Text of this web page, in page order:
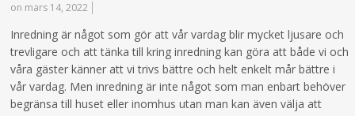
on mars 14, 2022
Inredning är något som gör att vår vardag blir mycket ljusare och
trevligare och att tänka till kring inredning kan göra att både vi och
våra gäster känner att vi trivs bättre och helt enkelt mår bättre i
vår vardag. Men inredning är inte något som man enbart behöver
begränsa till huset eller inomhus utan man kan även välja att